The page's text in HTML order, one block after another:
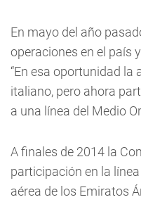
En mayo del año
operaciones en el país
“En esa oportunidad la
italiano, pero ahora
a una línea del Medio
A finales de 2014 la
participación en la
aérea de los Emiratos